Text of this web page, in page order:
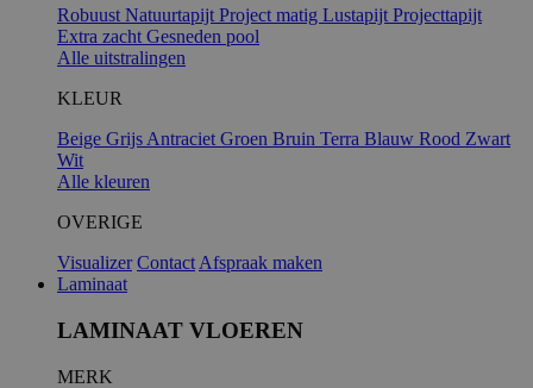
Robuust Natuurtapijt Project matig Lustapijt Projecttapijt
Extra zacht Gesneden pool
Alle uitstralingen
KLEUR
Beige Grijs Antraciet Groen Bruin Terra Blauw Rood Zwart
Wit
Alle kleuren
OVERIGE
Visualizer Contact Afspraak maken
Laminaat
LAMINAAT VLOEREN
MERK